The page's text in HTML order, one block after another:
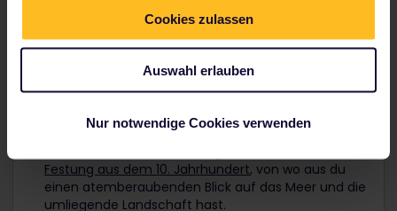
Cookies zulassen
Auswahl erlauben
Nur notwendige Cookies verwenden
Bei einem Aufenthalt in Lissabon darf ein
Tagesausflug nach Sintra auf keinen Fall fehlen. Diese
Märchenstadt kombiniert natürliche und vom
Menschen geschaffene Wunder.
Erklimmedie üppig bewaldeten Hügel zum
seinen Türmchen und Bögen in Gelb und Rot.
Festung aus dem 10. Jahrhundert, von wo aus du
einen atemberaubenden Blick auf das Meer und die
umliegende Landschaft hast.